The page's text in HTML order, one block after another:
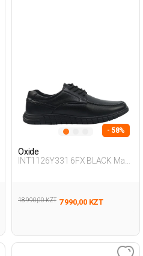
- 58%
Oxide
INT1126Y331 6FX BLACK Man
18 990,00 KZT 7 990,00 KZT